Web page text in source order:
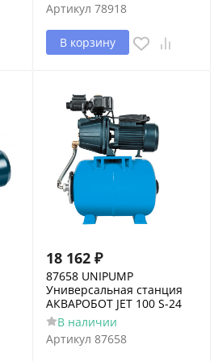
Артикул 78918
В корзину
18 162 ₽
87658 UNIPUMP
Универсальная станция
АКВАРОБОТ JET 100 S-24
В наличии
Артикул 87658